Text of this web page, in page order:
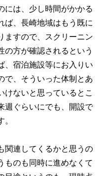
には、少し時間がかかる
ば、長崎地域はもう既に
ますので、スクリーニン
の方が確認されるという
、宿泊施設等にお入りい
で、そういった体制とあ
けないと思っているとこ
週ぐらいにでも、開設で
関連してくるかと思うの
ものも同時に進めなくて